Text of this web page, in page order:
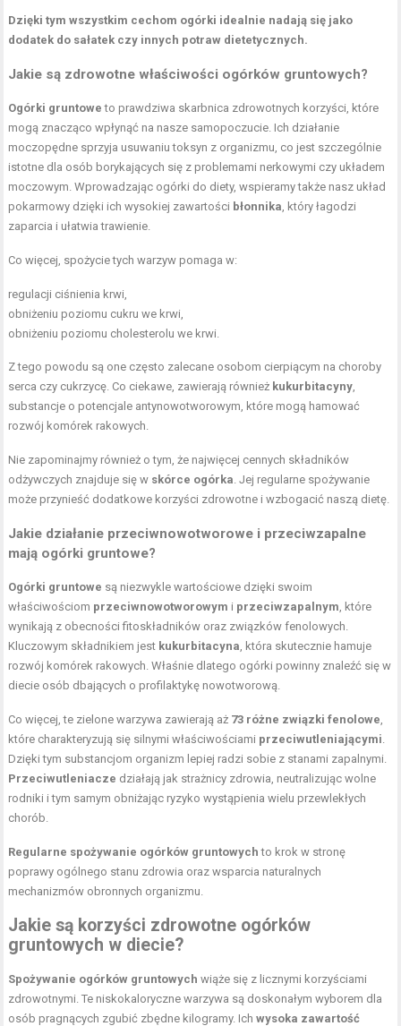
Dzięki tym wszystkim cechom ogórki idealnie nadają się jako
dodatek do sałatek czy innych potraw dietetycznych.
Jakie są zdrowotne właściwości ogórków gruntowych?
Ogórki gruntowe to prawdziwa skarbnica zdrowotnych korzyści, które
mogą znacząco wpłynąć na nasze samopoczucie. Ich działanie
moczopędne sprzyja usuwaniu toksyn z organizmu, co jest szczególnie
istotne dla osób borykających się z problemami nerkowymi czy układem
moczowym. Wprowadzając ogórki do diety, wspieramy także nasz układ
pokarmowy dzięki ich wysokiej zawartości błonnika, który łagodzi
zaparcia i ułatwia trawienie.
Co więcej, spożycie tych warzyw pomaga w:
regulacji ciśnienia krwi,
obniżeniu poziomu cukru we krwi,
obniżeniu poziomu cholesterolu we krwi.
Z tego powodu są one często zalecane osobom cierpiącym na choroby
serca czy cukrzycę. Co ciekawe, zawierają również kukurbitacyny,
substancje o potencjale antynowotworowym, które mogą hamować
rozwój komórek rakowych.
Nie zapominajmy również o tym, że najwięcej cennych składników
odżywczych znajduje się w skórce ogórka. Jej regularne spożywanie
może przynieść dodatkowe korzyści zdrowotne i wzbogacić naszą dietę.
Jakie działanie przeciwnowotworowe i przeciwzapalne
mają ogórki gruntowe?
Ogórki gruntowe są niezwykle wartościowe dzięki swoim
właściwościom przeciwnowotworowym i przeciwzapalnym, które
wynikają z obecności fitoskładników oraz związków fenolowych.
Kluczowym składnikiem jest kukurbitacyna, która skutecznie hamuje
rozwój komórek rakowych. Właśnie dlatego ogórki powinny znaleźć się w
diecie osób dbających o profilaktykę nowotworową.
Co więcej, te zielone warzywa zawierają aż 73 różne związki fenolowe,
które charakteryzują się silnymi właściwościami przeciwutleniającymi.
Dzięki tym substancjom organizm lepiej radzi sobie z stanami zapalnymi.
Przeciwutleniacze działają jak strażnicy zdrowia, neutralizując wolne
rodniki i tym samym obniżając ryzyko wystąpienia wielu przewlekłych
chorób.
Regularne spożywanie ogórków gruntowych to krok w stronę
poprawy ogólnego stanu zdrowia oraz wsparcia naturalnych
mechanizmów obronnych organizmu.
Jakie są korzyści zdrowotne ogórków
gruntowych w diecie?
Spożywanie ogórków gruntowych wiąże się z licznymi korzyściami
zdrowotnymi. Te niskokaloryczne warzywa są doskonałym wyborem dla
osób pragnących zgubić zbędne kilogramy. Ichwysoka zawartość